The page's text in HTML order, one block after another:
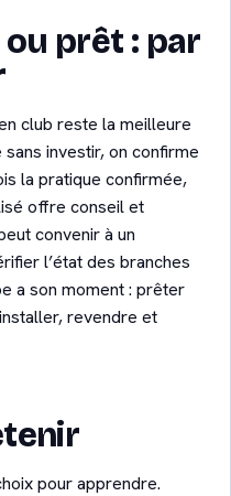
prêt : par
club reste la meilleure
investir, on confirme
la pratique confirmée,
offre conseil et
convenir à un
l’état des branches
a son moment : prêter
revendre et
pour apprendre.